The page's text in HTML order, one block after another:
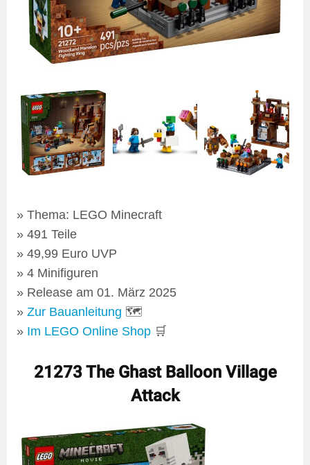
Thema: LEGO Minecraft
491 Teile
49,99 Euro UVP
4 Minifiguren
Release am 01. März 2025
Zur Bauanleitung 🗺
Im LEGO Online Shop 🛒
21273 The Ghast Balloon Village
Attack